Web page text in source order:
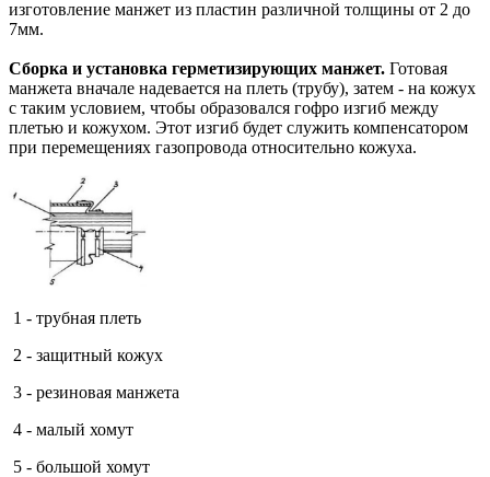
изготовление манжет из пластин различной толщины от 2 до
7мм.
Сборка и установка герметизирующих манжет. Готовая
манжета вначале надевается на плеть (трубу), затем - на кожух
с таким условием, чтобы образовался гофро изгиб между
плетью и кожухом. Этот изгиб будет служить компенсатором
при перемещениях газопровода относительно кожуха.
1 - трубная плеть
2 - защитный кожух
3 - резиновая манжета
4 - малый хомут
5 - большой хомут